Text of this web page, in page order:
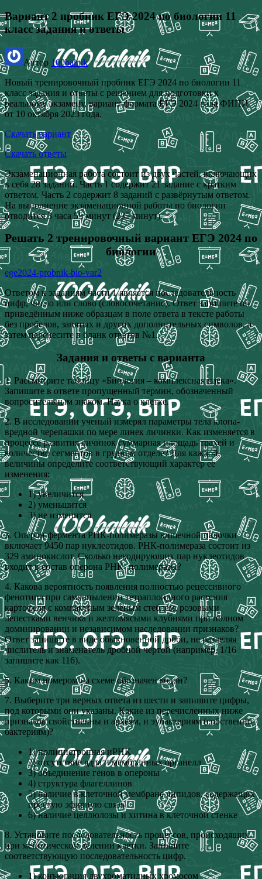
Вариант 2 пробник ЕГЭ 2024 по биологии 11
класс задания и ответы
Автор 100balnik
Новый тренировочный пробник ЕГЭ 2024 по биологии 11
класс задания и ответы с решением для подготовки к
реальному экзамену, вариант формата ЕГЭ 2024 года ФИПИ
от 10 октября 2023 года.
Скачать вариант
Скачать ответы
Экзаменационная работа состоит из двух частей, включающих
в себя 28 заданий. Часть 1 содержит 21 задание с кратким
ответом. Часть 2 содержит 8 заданий с развёрнутым ответом.
На выполнение экзаменационной работы по биологии
отводится 3 часа 55 минут (235 минут).
Решать 2 тренировочный вариант ЕГЭ 2024 по
биологии
ege2024-probnik-bio-var2
Ответом к заданиям части 1 является последовательность
цифр, число или слово (словосочетание). Ответ запишите по
приведённым ниже образцам в поле ответа в тексте работы
без пробелов, запятых и других дополнительных символов, а
затем перенесите в бланк ответов №1.
Задания и ответы с варианта
1. Рассмотрите таблицу «Биология – комплексная наука».
Запишите в ответе пропущенный термин, обозначенный
вопросительным знаком. Наука о клетке.
2. В исследовании ученый измерял параметры тела клопа-
вредной черепашки по мере линек личинки. Как изменяется в
процессе развития личинок суммарная площадь трахей и
количество сегментов в грудном отделе? Для каждой
величины определите соответствующий характер ее
изменения:
1) увеличится
2) уменьшится
3) не изменится
3. Оперон фермента РНК-полимеразы кишечной палочки
включает 9450 пар нуклеотидов. РНК-полимераза состоит из
329 аминокислот. Сколько некодирующих пар нуклеотидов
входит в состав оперона РНК- полимеразы?
4. Какова вероятность появления полностью рецессивного
фенотипа при самоопылении тетраплоидного растения
картофеля с компактным зеленым стеблем, розовыми
лепестками венчика и желтомясыми клубнями при полном
доминировании и независимом наследовании признаков?
Ответ запишите в виде обыкновенной дроби, не разделяя
числитель и знаменатель дробной чертой (например, 1/16
запишите как 116).
5. Каким номером на схеме обозначен кодон?
7. Выберите три верных ответа из шести и запишите цифры,
под которыми они указаны. Какие из перечисленных ниже
признаков свойственны и археям, и эубактериям (собственно
бактериям)?
1) полицистронная иРНК
2) отсутствие ядра и мембранных органелл
3) объединение генов в опероны
4) структура флагеллинов
5) наличие в клеточной мембране липидов, содержащих
простую эфирную связь
6) наличие целлюлозы и хитина в клеточной стенке
8. Установите последовательность процессов, происходящих
при мейотическом делении клетки. Запишите
соответствующую последовательность цифр.
1) конъюгация двухроматидных хромосом